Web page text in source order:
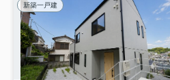
新築一戸建